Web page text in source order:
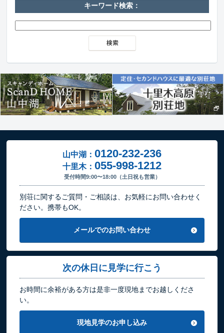
キーワード検索：
山中湖： 0120-232-236
十里木： 055-998-1212
受付時間9:00〜18:00（土日祝も営業）
別荘に関するご質問・ご相談は、お気軽にお問い合わせく
ださい。携帯もOK。
メールでのお問い合わせ
次の休日に見学に行こう
お時間に余裕がある方は是非一度現地までお越しくださ
い。
現地見学のお申し込み